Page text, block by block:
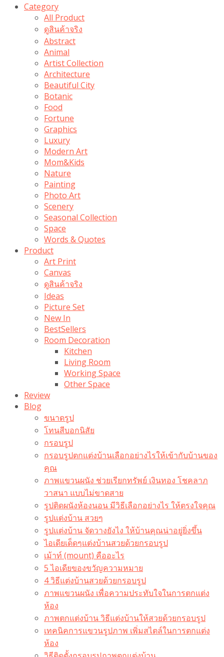
Category
All Product
ดูสินค้าจริง
Abstract
Animal
Artist Collection
Architecture
Beautiful City
Botanic
Food
Fortune
Graphics
Luxury
Modern Art
Mom&Kids
Nature
Painting
Photo Art
Scenery
Seasonal Collection
Space
Words & Quotes
Product
Art Print
Canvas
ดูสินค้าจริง
Ideas
Picture Set
New In
BestSellers
Room Decoration
Kitchen
Living Room
Working Space
Other Space
Review
Blog
ขนาดรูป
โทนสีบอกนิสัย
กรอบรูป
กรอบรูปตกแต่งบ้านเลือกอย่างไรให้เข้ากับบ้านของ
คุณ
ภาพแขวนผนัง ช่วยเรียกทรัพย์ เงินทอง โชคลาภ
วาสนา แบบไม่ขาดสาย
รูปติดผนังห้องนอน มีวิธีเลือกอย่างไร ให้ตรงใจคุณ
รูปแต่งบ้าน สวยๆ
รูปแต่งบ้าน จัดวางยังไง ให้บ้านคุณน่าอยู่ยิ่งขึ้น
ไอเดียเด็ดๆแต่งบ้านสวยด้วยกรอบรูป
เม้าท์ (mount) คืออะไร​
5 ไอเดียของขวัญความหมาย
4 วิธีแต่งบ้านสวยด้วยกรอบรูป
ภาพแขวนผนัง เพื่อความประทับใจในการตกแต่ง
ห้อง
ภาพตกแต่งบ้าน วิธีแต่งบ้านให้สวยด้วยกรอบรูป
เทคนิคการแขวนรูปภาพ เพิ่มสไตล์ในการตกแต่ง
ห้อง